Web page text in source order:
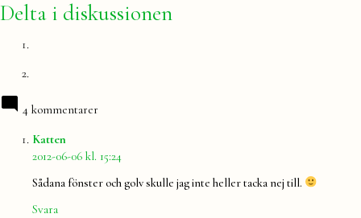
Delta i diskussionen
4 kommentarer
Katten
2012-06-06 kl. 15:24
Sådana fönster och golv skulle jag inte heller tacka nej till.
Svara